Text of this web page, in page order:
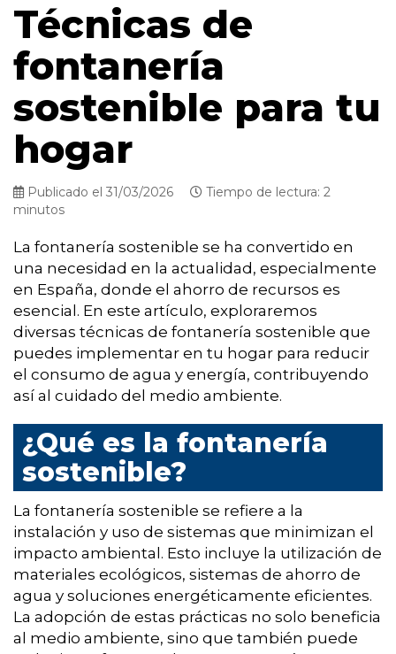
Técnicas de
fontanería
sostenible para tu
hogar
Publicado el 31/03/2026
Tiempo de lectura: 2
minutos
La fontanería sostenible se ha convertido en
una necesidad en la actualidad, especialmente
en España, donde el ahorro de recursos es
esencial. En este artículo, exploraremos
diversas técnicas de fontanería sostenible que
puedes implementar en tu hogar para reducir
el consumo de agua y energía, contribuyendo
así al cuidado del medio ambiente.
¿Qué es la fontanería
sostenible?
La fontanería sostenible se refiere a la
instalación y uso de sistemas que minimizan el
impacto ambiental. Esto incluye la utilización de
materiales ecológicos, sistemas de ahorro de
agua y soluciones energéticamente eficientes.
La adopción de estas prácticas no solo beneficia
al medio ambiente, sino que también puede